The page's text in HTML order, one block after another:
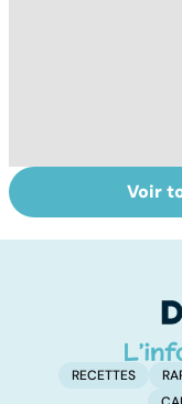
Tout savoir sur
les infections
Voir
RECETTES